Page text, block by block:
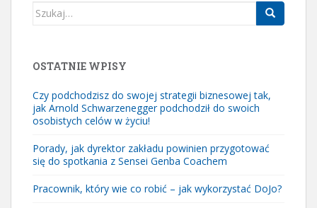
Szukaj:
OSTATNIE WPISY
Czy podchodzisz do swojej strategii biznesowej tak,
jak Arnold Schwarzenegger podchodził do swoich
osobistych celów w życiu!
Porady, jak dyrektor zakładu powinien przygotować
się do spotkania z Sensei Genba Coachem
Pracownik, który wie co robić – jak wykorzystać DoJo?